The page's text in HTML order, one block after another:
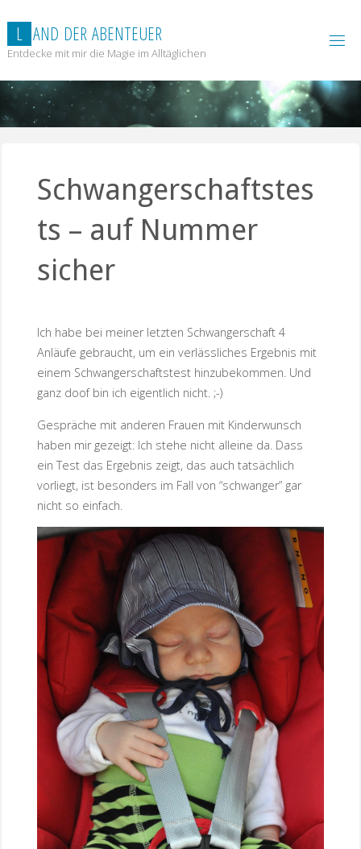
Inhalt
springen
L AND DER ABENTEUER
Entdecke mit mir die Magie im Alltäglichen
Schwangerschaftstes
ts – auf Nummer
sicher
Ich habe bei meiner letzten Schwangerschaft 4
Anläufe gebraucht, um ein verlässliches Ergebnis mit
einem Schwangerschaftstest hinzubekommen. Und
ganz doof bin ich eigentlich nicht. ;-)
Gespräche mit anderen Frauen mit Kinderwunsch
haben mir gezeigt: Ich stehe nicht alleine da. Dass
ein Test das Ergebnis zeigt, das auch tatsächlich
vorliegt, ist besonders im Fall von “schwanger” gar
nicht so einfach.